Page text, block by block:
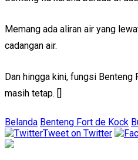
Memang ada aliran air yang
cadangan air.
Dan hingga kini, fungsi
masih tetap. []
Belanda Benteng Fort de Kock
Tweet on Twitter